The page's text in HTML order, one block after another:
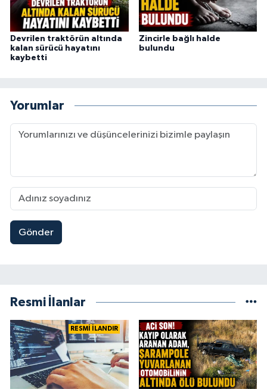
Devrilen traktörün altında
kalan sürücü hayatını
kaybetti
Zincirle bağlı halde
bulundu
Yorumlar
Gönder
Resmi İlanlar
RESMİ İLANDIR